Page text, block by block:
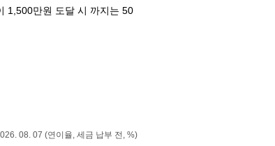
1,500만원 도달 시 까지는 50
08. 07 (연이율, 세금 납부 전, %)